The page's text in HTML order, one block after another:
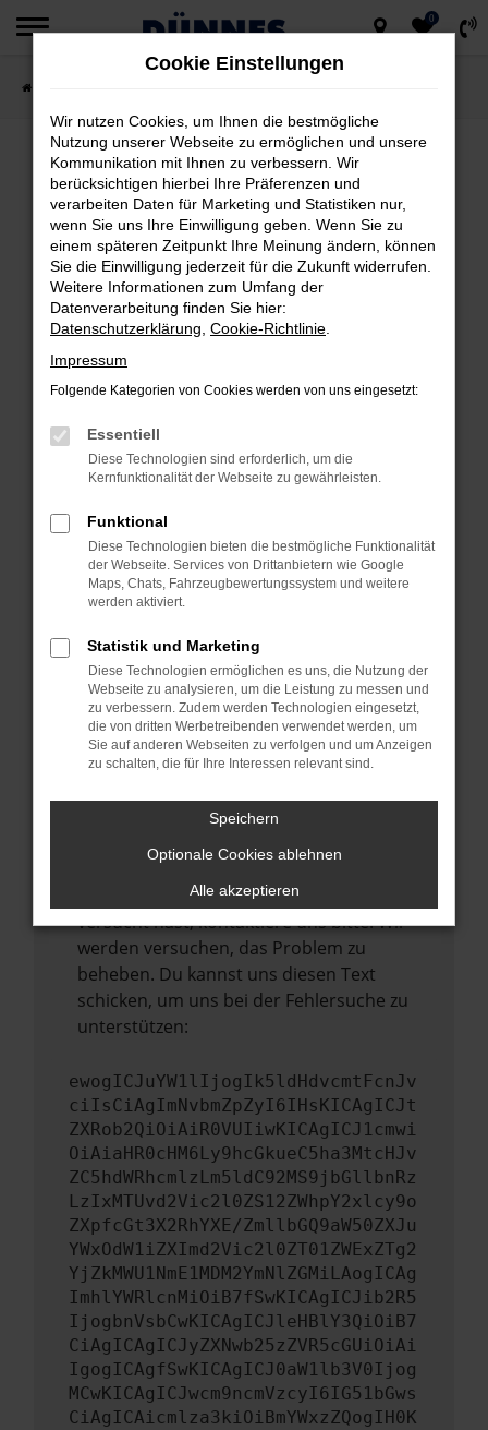
Zum
springen
0
FEHLER: NETWORK ERROR
Beim Laden ist ein Fehler aufgetreten.
Hier sind ein paar Tipps, die dir helfen können:
Überprüfe deine Firewall und deine
Internetverbindung.
Laden andere Webseiten, zum Beispiel
deine Suchmaschine?
Prüfe deine Browsererweiterungen.
Manche Erweiterungen, wie Werbeblocker,
können das Laden bestimmter Seiten
anderen Browser oder in einem privaten
Fenster?
Starte dein Gerät neu.
vorübergehende Probleme zu beheben.
Stelle sicher, dass dein Browser und dein
Betriebssystem auf dem neuesten Stand
sind.
Veraltete Software birgt nicht nur ein
führen, dass bestimmte Funktionen nicht
mehr unterstützt werden.
Wende dich an den Webseitenbetreiber.
Wenn du alle oben genannten Schritte
versucht hast, kontaktiere uns bitte. Wir
werden versuchen, das Problem zu
beheben. Du kannst uns diesen Text
schicken, um uns bei der Fehlersuche zu
unterstützen:
ewogICJuYW1lIjogIk5ldHdvcmtFcnJv
ciIsCiAgImNvbmZpZyI6IHsKICAgICJt
ZXRob2QiOiAiR0VUIiwKICAgICJ1cmwi
OiAiaHR0cHM6Ly9hcGkueC5ha3MtcHJv
ZC5hdWRhcmlzLm5ldC92MS9jbGllbnRz
LzIxMTUvd2Vic2l0ZS12ZWhpY2xlcy9o
ZXpfcGt3X2RhYXE/ZmllbGQ9aW50ZXJu
YWxOdW1iZXImd2Vic2l0ZT01ZWExZTg2
YjZkMWU1NmE1MDM2YmNlZGMiLAogICAg
ImhlYWRlcnMiOiB7fSwKICAgICJib2R5
IjogbnVsbCwKICAgICJleHBlY3QiOiB7
CiAgICAgICJyZXNwb25zZVR5cGUiOiAi
IgogICAgfSwKICAgICJ0aW1lb3V0Ijog
MCwKICAgICJwcm9ncmVzcyI6IG51bGws
CiAgICAicmlza3kiOiBmYWxzZQogIH0K
Cookie Einstellungen
Wir nutzen Cookies, um Ihnen die bestmögliche
Nutzung unserer Webseite zu ermöglichen und unsere
Kommunikation mit Ihnen zu verbessern. Wir
berücksichtigen hierbei Ihre Präferenzen und
verarbeiten Daten für Marketing und Statistiken nur,
wenn Sie uns Ihre Einwilligung geben. Wenn Sie zu
einem späteren Zeitpunkt Ihre Meinung ändern, können
Sie die Einwilligung jederzeit für die Zukunft widerrufen.
Weitere Informationen zum Umfang der
Datenverarbeitung finden Sie hier:
Datenschutzerklärung Cookie-Richtlinie
Impressum
Folgende Kategorien von Cookies werden von uns eingesetzt:
Essentiell
Diese Technologien sind erforderlich, um die
Kernfunktionalität der Webseite zu gewährleisten.
Funktional
Diese Technologien bieten die bestmögliche Funktionalität
der Webseite. Services von Drittanbietern wie Google
Maps, Chats, Fahrzeugbewertungssystem und weitere
werden aktiviert.
Statistik und Marketing
Diese Technologien ermöglichen es uns, die Nutzung der
Webseite zu analysieren, um die Leistung zu messen und
zu verbessern. Zudem werden Technologien eingesetzt,
die von dritten Werbetreibenden verwendet werden, um
Sie auf anderen Webseiten zu verfolgen und um Anzeigen
zu schalten, die für Ihre Interessen relevant sind.
Speichern
Optionale Cookies ablehnen
Alle akzeptieren